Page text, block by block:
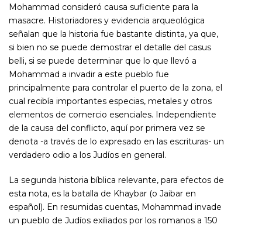
Mohammad consideró causa suficiente para la
masacre. Historiadores y evidencia arqueológica
señalan que la historia fue bastante distinta, ya que,
si bien no se puede demostrar el detalle del casus
belli, si se puede determinar que lo que llevó a
Mohammad a invadir a este pueblo fue
principalmente para controlar el puerto de la zona, el
cual recibía importantes especias, metales y otros
elementos de comercio esenciales. Independiente
de la causa del conflicto, aquí por primera vez se
denota -a través de lo expresado en las escrituras- un
verdadero odio a los Judíos en general.
La segunda historia bíblica relevante, para efectos de
esta nota, es la batalla de Khaybar (o Jaibar en
español). En resumidas cuentas, Mohammad invade
un pueblo de Judíos exiliados por los romanos a 150